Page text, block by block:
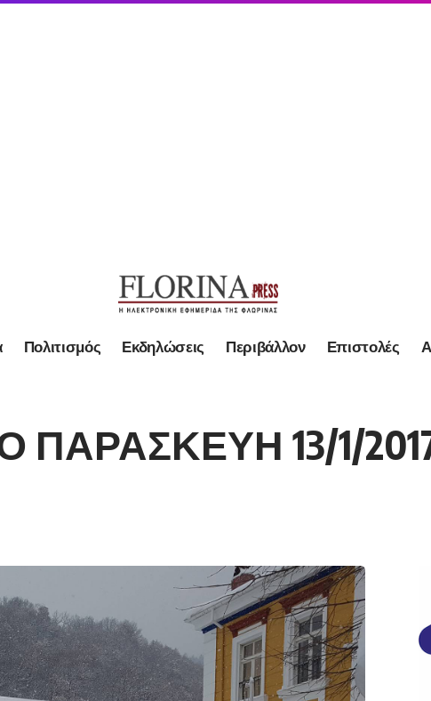
Πολιτισμός Εκδηλώσεις Περιβάλλον Επιστολές
ΠΑΡΑΣΚΕΥΗ 13/1/